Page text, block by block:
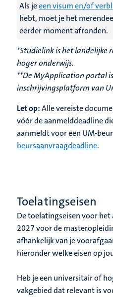
Als jeeen visum en/of
hebt, moet je het
eerder moment afronden.
*Studielink is het landelijke
hoger onderwijs.
**De MyApplication portal
inschrijvingsplatform van
Let op:Alle vereiste
vóór de aanmelddeadline
aanmeldt voor een UM-
beursaanvraagdeadline.
Toelatingseisen
De toelatingseisen voor het
2027 voor de
afhankelijk van je
hieronder welke eisen op
Heb je een universitair of
vakgebied dat relevant is